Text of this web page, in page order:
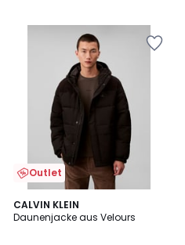
Outlet
CALVIN KLEIN
Daunenjacke aus Velours